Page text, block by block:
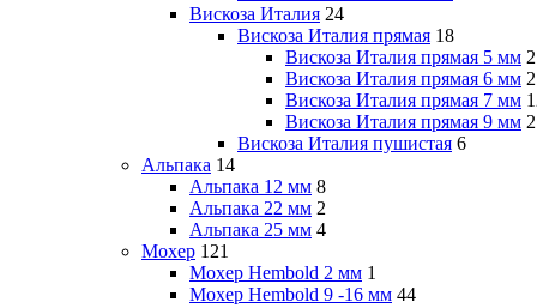
Вискоза Италия 24
Вискоза Италия прямая 18
Вискоза Италия прямая 5 мм 2
Вискоза Италия прямая 6 мм 2
Вискоза Италия прямая 7 мм
Вискоза Италия прямая 9 мм 2
Вискоза Италия пушистая 6
Альпака 14
Альпака 12 мм 8
Альпака 22 мм 2
Альпака 25 мм 4
Мохер 121
Мохер Hembold 2 мм 1
Мохер Hembold 9 -16 мм 44